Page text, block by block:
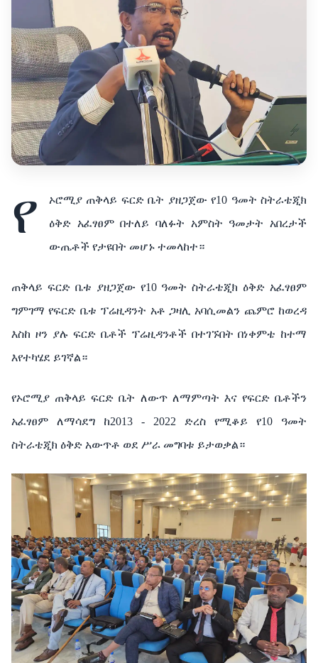
የ ኦሮሚያ ጠቅላይ ፍርድ ቤት ያዘጋጀው የ10 ዓመት ስትራቴጂክ
ዕቅድ አፈፃፀም በተለይ ባለፉት አምስት ዓመታት
አበረታች
ውጤቶች የታዩበት መሆኑ ተመላከተ።
ጠቅላይ ፍርድ ቤቱ ያዘጋጀው የ10 ዓመት ስትራቴጂክ ዕቅድ አፈፃፀም
ግምገማ የፍርድ ቤቱ ፕሬዚዳንት አቶ ጋዛሊ አባሲመልን ጨምሮ ከወረዳ
እስከ ዞን ያሉ ፍርድ ቤቶች ፕሬዚዳንቶች በተገኙበት በነቀምቴ ከተማ
እየተካሄደ ይገኛል።
የኦሮሚያ ጠቅላይ ፍርድ ቤት ለውጥ ለማምጣት እና የፍርድ ቤቶችን
አፈፃፀም
ለማሳደግ ከ2013 - 2022 ድረስ የሚቆይ የ10 ዓመት
ስትራቴጂክ ዕቅድ አውጥቶ ወደ ሥራ መግባቱ ይታወቃል።